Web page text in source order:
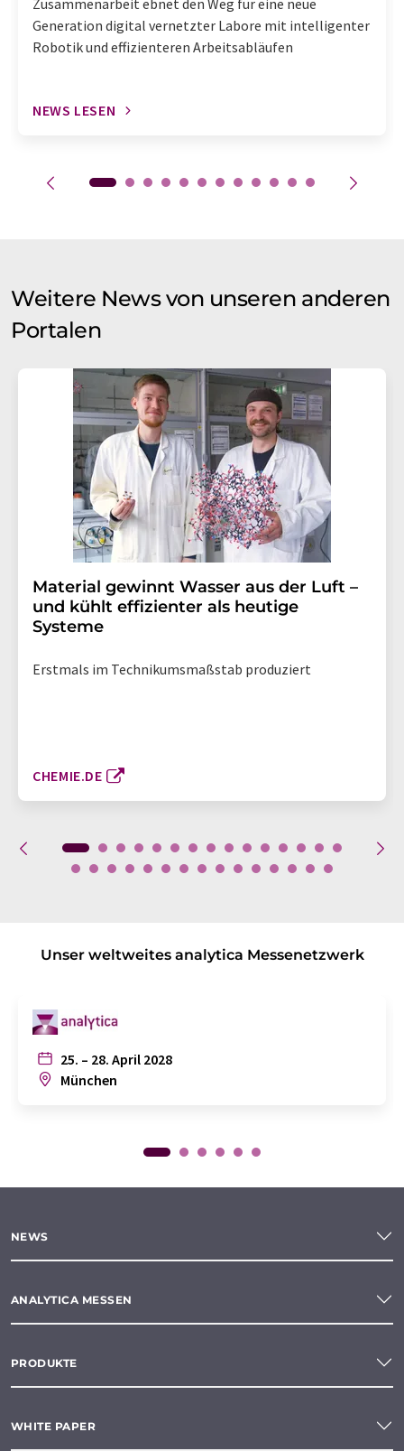
Zusammenarbeit ebnet den Weg für eine neue
Generation digital vernetzter Labore mit intelligenter
Robotik und effizienteren Arbeitsabläufen
NEWS LESEN
Weitere News von unseren anderen
Portalen
Material gewinnt Wasser aus der Luft –
und kühlt effizienter als heutige
Systeme
Erstmals im Technikumsmaßstab produziert
CHEMIE.DE
Unser weltweites analytica Messenetzwerk
25. – 28. April 2028
München
NEWS
ANALYTICA MESSEN
PRODUKTE
WHITE PAPER